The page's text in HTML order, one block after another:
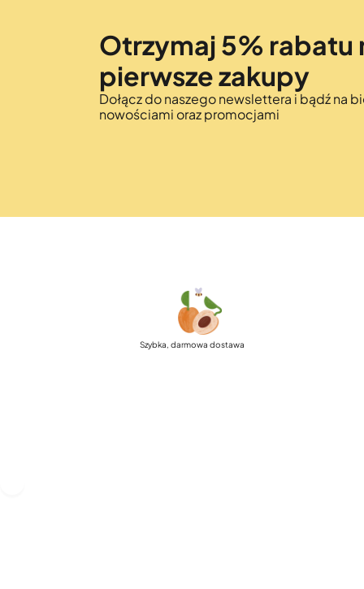
Otrzymaj 5% rabatu
pierwsze zakupy
Dołącz do naszego newslettera i bądź na
nowościami oraz promocjami
Szybka, darmowa dostawa